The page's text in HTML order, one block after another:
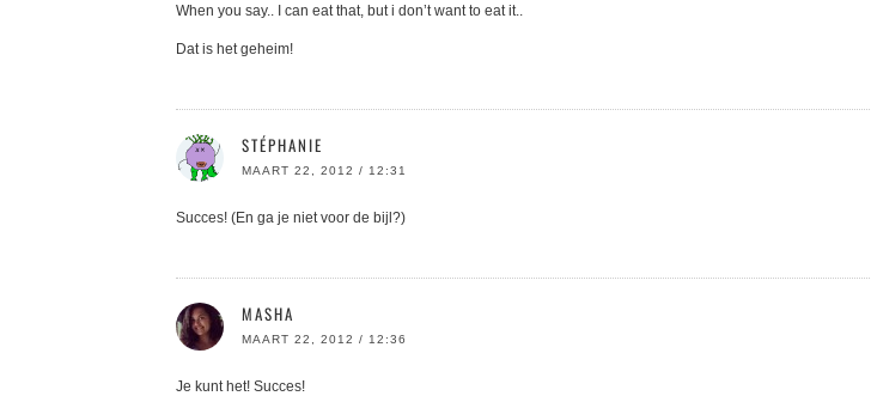
When you say.. I can eat that, but i don’t want to eat it..
Dat is het geheim!
STÉPHANIE
MAART 22, 2012 / 12:31
Succes! (En ga je niet voor de bijl?)
MASHA
MAART 22, 2012 / 12:36
Je kunt het! Succes!